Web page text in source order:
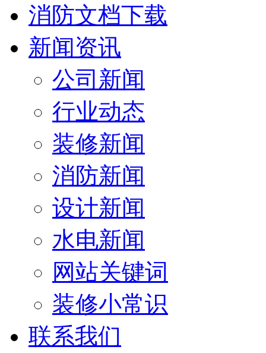
消防文档下载
新闻资讯
公司新闻
行业动态
装修新闻
消防新闻
设计新闻
水电新闻
网站关键词
装修小常识
联系我们